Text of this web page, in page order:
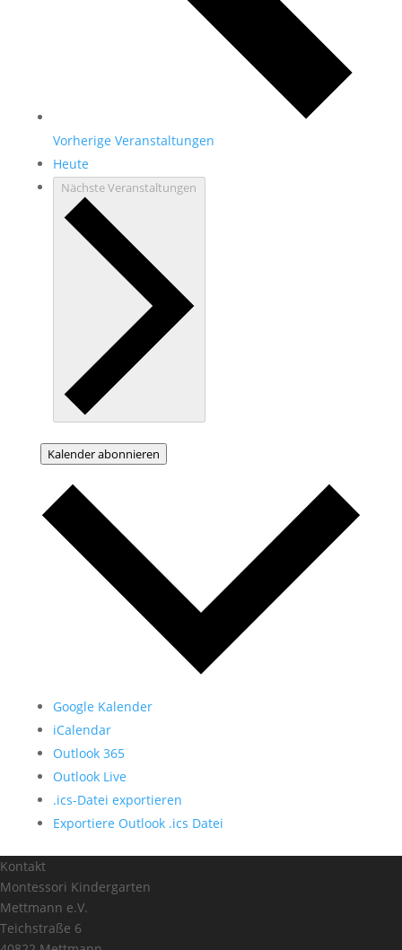
Vorherige Veranstaltungen
Heute
NächsteVeranstaltungen
Kalender abonnieren
Google Kalender
iCalendar
Outlook 365
Outlook Live
.ics-Datei exportieren
Exportiere Outlook .ics Datei
Kontakt
Montessori Kindergarten
Mettmann e.V.
Teichstraße 6